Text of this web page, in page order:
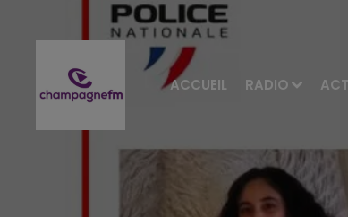
ACCUEIL RADIO